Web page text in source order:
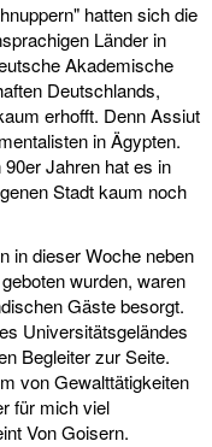
hatten sich die
Länder in
Akademische
Deutschlands,
erhofft. Denn Assiut
in Ägypten.
Jahren hat es in
Stadt kaum noch
in dieser Woche neben
wurden, waren
Gäste besorgt.
Universitätsgeländes
Begleiter zur Seite.
von Gewalttätigkeiten
für mich viel
Von Goisern.